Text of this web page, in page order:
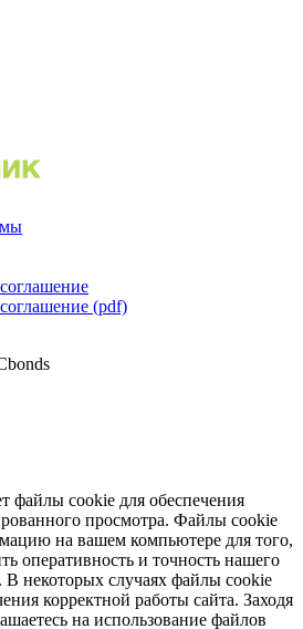
(pdf)
файлы cookie для обеспечения
просмотра. Файлы cookie
на вашем компьютере для того,
оперативность и точность нашего
В некоторых случаях файлы cookie
корректной работы сайта. Заходя
на использование файлов